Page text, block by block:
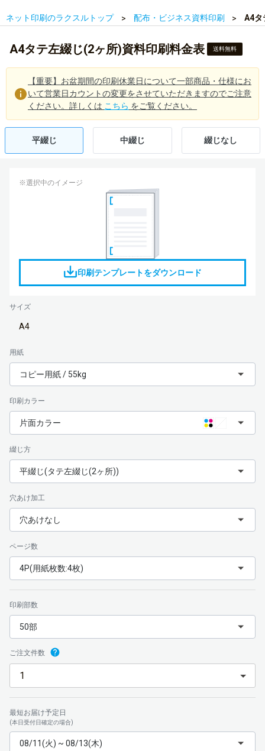
ネット印刷のラクスルトップ 配布・ビジネス資料印刷 A4タ
A4タテ左綴じ(2ヶ所)資料印刷料金表 送料無料
【重要】お盆期間の印刷休業日について一部商品・仕様にお
いて営業日カウントの変更をさせていただきますのでご注意
ください。詳しくは こちら をご覧ください。
平綴じ 中綴じ 綴じなし
※選択中のイメージ
印刷テンプレートをダウンロード
サイズ
A4
用紙
コピー用紙 / 55kg
印刷カラー
片面カラー
綴じ方
平綴じ(タテ左綴じ(2ヶ所))
穴あけ加工
穴あけなし
ページ数
4P(用紙枚数:4枚)
印刷部数
50部
ご注文件数
最短お届け予定日
(本日受付日確定の場合)
08/11(火) ~ 08/13(木)